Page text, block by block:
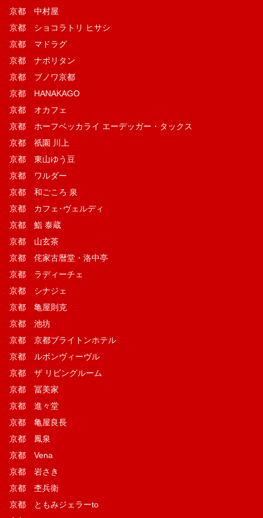
京都 中村屋
京都 ショコラトリ ヒサシ
京都 マドラグ
京都 ナポリタン
京都 ブノワ京都
京都 HANAKAGO
京都 オカフェ
京都 ホーフベッカライ エーデッガー・タックス
京都 祇園 川上
京都 東山ゆう豆
京都 ワルダー
京都 和ごころ 泉
京都 カフェ･ヴェルディ
京都 鮨 泰蔵
京都 山玄茶
京都 侘家古暦堂・洛中亭
京都 ラディーチェ
京都 シナジェ
京都 亀屋則克
京都 池坊
京都 京都ブライトンホテル
京都 ルボンヴィーヴル
京都 ザ リビングルーム
京都 冨美家
京都 進々堂
京都 亀屋良長
京都 鳳泉
京都 Vena
京都 岩さき
京都 杢兵衛
京都 ともみジェラーto